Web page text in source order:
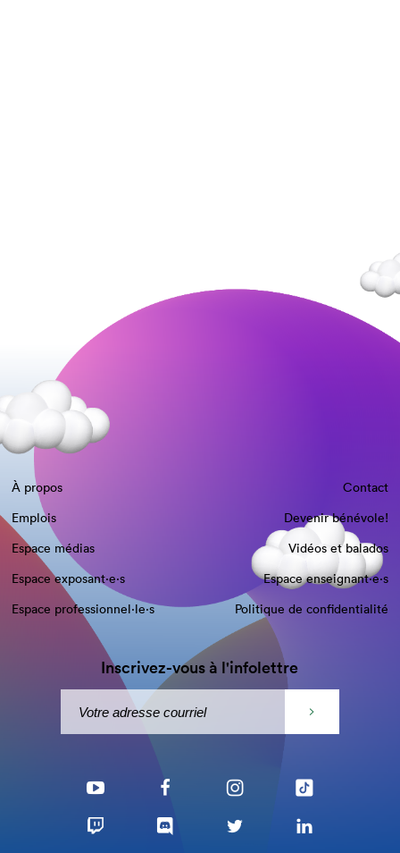
À propos
Contact
Emplois
Devenir bénévole!
Espace médias
Vidéos et balados
Espace exposant·e⋅s
Espace enseignant·e⋅s
Espace professionnel·le⋅s
Politique de confidentialité
Inscrivez-vous à l'infolettre